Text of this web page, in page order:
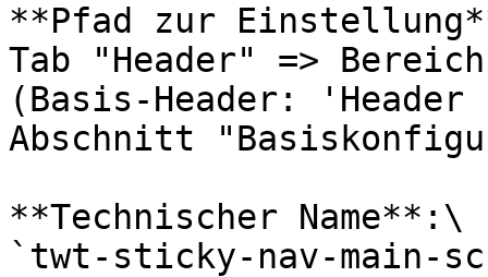
**Pfad zur
Tab "Header" =>
(Basis-Header:
Abschnitt
**Technischer Name**:\
`twt-sticky-nav-main-